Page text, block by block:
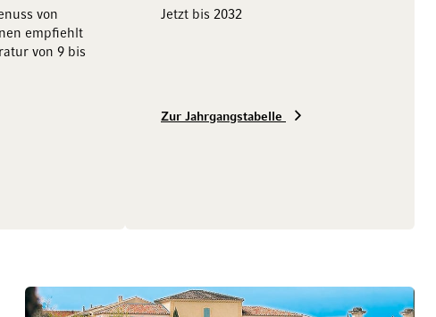
von
empfiehlt
von 9 bis
Jetzt bis 2032
Zur Jahrgangstabelle